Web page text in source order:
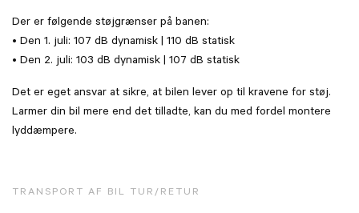
Der er følgende støjgrænser på banen:
• Den 1. juli: 107 dB dynamisk | 110 dB statisk
• Den 2. juli: 103 dB dynamisk | 107 dB statisk
Det er eget ansvar at sikre, at bilen lever op til kravene for støj.
Larmer din bil mere end det tilladte, kan du med fordel montere
lyddæmpere.
TRANSPORT AF BIL TUR/RETUR